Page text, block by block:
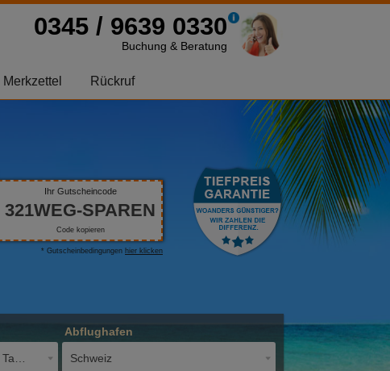
0345 / 9639 0330
Buchung & Beratung
Merkzettel Rückruf
Ihr Gutscheincode
321WEG-SPAREN
Code kopieren
* Gutscheinbedingungen hier klicken
14.08.2026 - 07.09.2026 / 7 Tage
Abflughafen
Schweiz